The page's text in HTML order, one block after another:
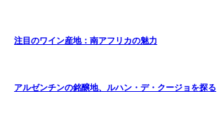
注目のワイン産地：南アフリカの魅力
アルゼンチンの銘醸地、ルハン・デ・クージョを探る